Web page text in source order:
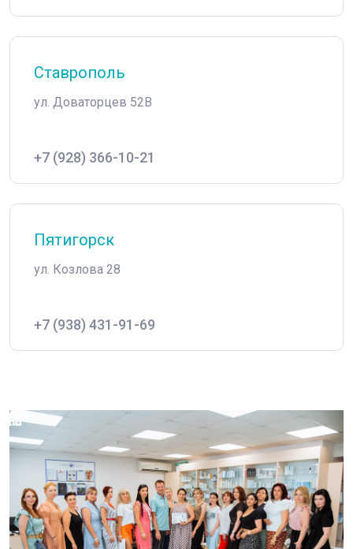
Ставрополь
ул. Доваторцев 52В
+7 (928) 366-10-21
Пятигорск
ул. Козлова 28
+7 (938) 431-91-69